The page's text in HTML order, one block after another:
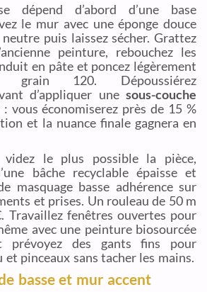
dépend d’abord d’une base
le mur avec une éponge douce
puis laissez sécher. Grattez
peinture, rebouchez les
en pâte et poncez légèrement
grain 120. Dépoussiérez
d’appliquer une sous-couche
: vous économiserez près de 15 %
et la nuance finale gagnera en
videz le plus possible la pièce,
bâche recyclable épaisse et
masquage basse adhérence sur
et prises. Un rouleau de 50 m
Travaillez fenêtres ouvertes pour
avec une peinture biosourcée
prévoyez des gants fins pour
pinceaux sans tacher les mains.
basse et mur accent